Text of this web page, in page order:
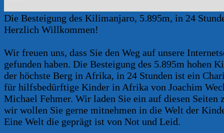
Die Besteigung des Kilimanjaro, 5.895m, in 24
Herzlich Willkommen!
Wir freuen uns, dass Sie den Weg auf unsere
gefunden haben. Die Besteigung des 5.895m hohen
der höchste Berg in Afrika, in 24 Stunden ist ein
für hilfsbedürftige Kinder in Afrika von Joachim
Michael Fehmer. Wir laden Sie ein auf diesen Seiten
wir wollen Sie gerne mitnehmen in die Welt der
Eine Welt die geprägt ist von Not und Leid.